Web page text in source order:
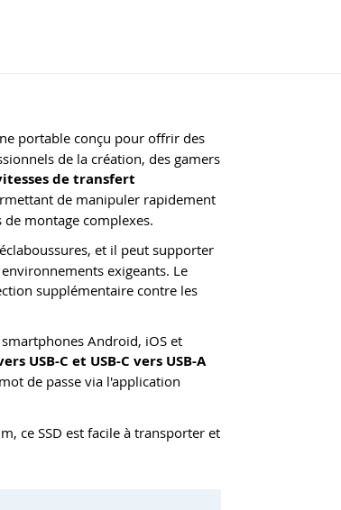
portable conçu pour offrir des
de la création, des gamers
de transfert
de manipuler rapidement
montage complexes.
et il peut supporter
exigeants. Le
supplémentaire contre les
Android, iOS et
USB-C et USB-C vers USB-A
de passe via l'application
ce SSD est facile à transporter et